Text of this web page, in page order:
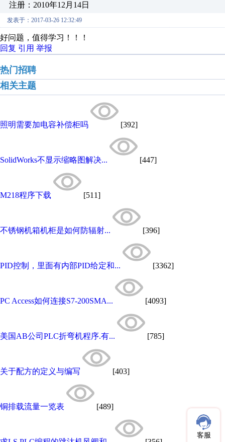
注册：2010年12月14日
发表于：2017-03-26 12:32:49
好问题，值得学习！！！
回复 引用 举报
热门招聘
相关主题
照明需要加电容补偿柜吗 [392]
SolidWorks不显示缩略图解决... [447]
M218程序下载 [511]
不锈钢机箱机柜是如何防辐射... [396]
PID控制，里面有内部PID给定和... [3362]
PC Access如何连接S7-200SMA... [4093]
美国AB公司PLC折弯机程序.有... [785]
关于配方的定义与编写 [403]
铜排载流量一览表 [489]
客服